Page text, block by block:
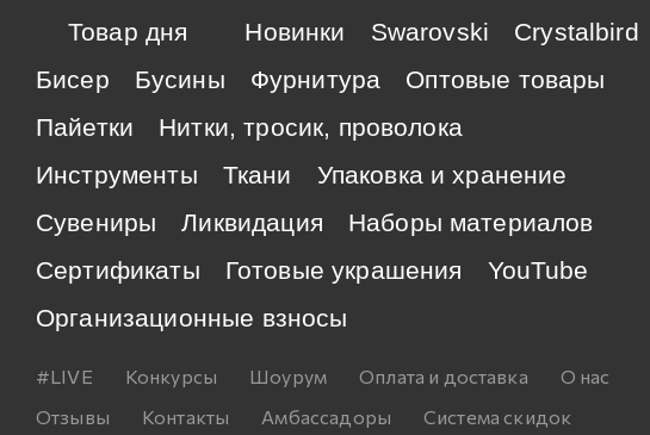
Товар дня Новинки Swarovski
Crystalbird
Бисер
Бусины Фурнитура
Оптовые товары
Пайетки
Нитки, тросик, проволока
Инструменты
Ткани
Упаковка и хранение
Сувениры
Ликвидация
Наборы материалов
Сертификаты
Готовые украшения
YouTube
Организационные взносы
#LIVE Конкурсы Шоурум Оплата и доставка
О нас
Отзывы
Контакты Амбассадоры Система скидок